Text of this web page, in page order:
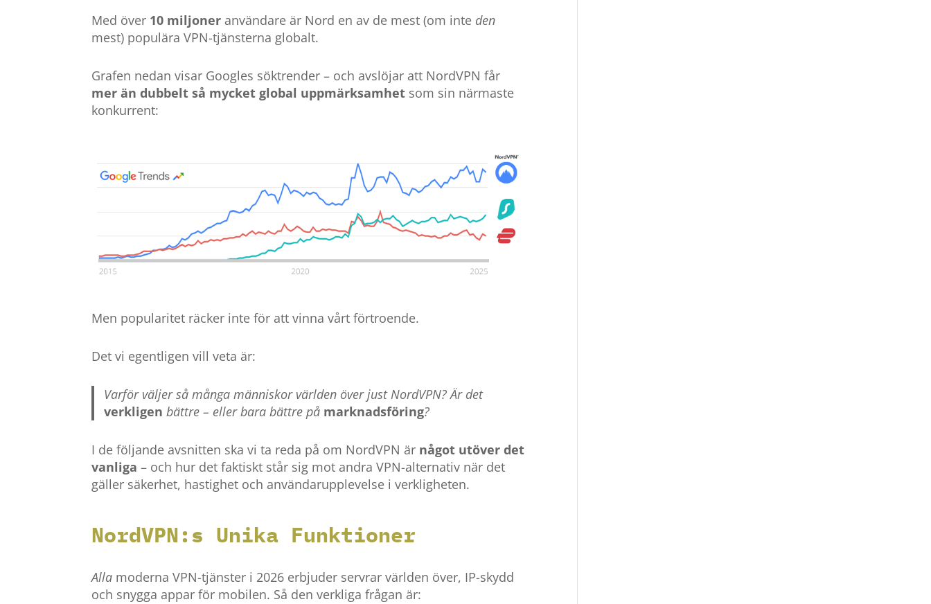
Med över 10 miljoner användare är Nord en av de mest (om inte den
mest) populära VPN-tjänsterna globalt.
Grafen nedan visar Googles söktrender – och avslöjar att NordVPN får
mer än dubbelt så mycket global uppmärksamhet som sin närmaste
konkurrent:
Men popularitet räcker inte för att vinna vårt förtroende.
Det vi egentligen vill veta är:
Varför väljer så många människor världen över just NordVPN? Är det
verkligen bättre – eller bara bättre på marknadsföring?
I de följande avsnitten ska vi ta reda på om NordVPN är något utöver det
vanliga – och hur det faktiskt står sig mot andra VPN-alternativ när det
gäller säkerhet, hastighet och användarupplevelse i verkligheten.
NordVPN:s Unika Funktioner
Alla moderna VPN-tjänster i 2026 erbjuder servrar världen över, IP-skydd
och snygga appar för mobilen. Så den verkliga frågan är: